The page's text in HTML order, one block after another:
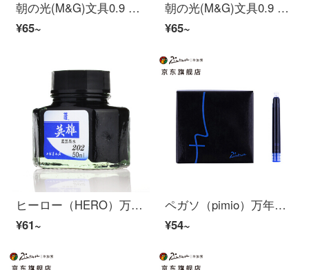
朝の光(M&G)文具0.9 mlインクブルーのインクカートリッジに交換できます。ブルーの万年筆とインクカートリッジを交換することができます。学生の習字万年筆30本/箱AIC 47648 B 2
¥65~
朝の光(M&G)文具0.9 ml純青のインクカートリッジは万年筆のインクカートリッジ30本/箱AIC 47648 B 3に交換できます。
¥65~
ヒーロー（HERO）万年筆インク202/204非炭素インクは、黒と黒のインクで書かれていません。
¥61~
ペガソ（pimio）万年筆インクカートリッジインクカートリッジインク胆インク芯5本入青色
¥54~